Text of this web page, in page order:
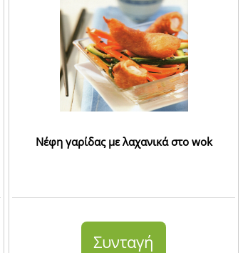
Νέφη γαρίδας με λαχανικά στο wok
Συνταγή